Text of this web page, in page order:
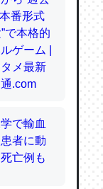
てるので
使わずキ